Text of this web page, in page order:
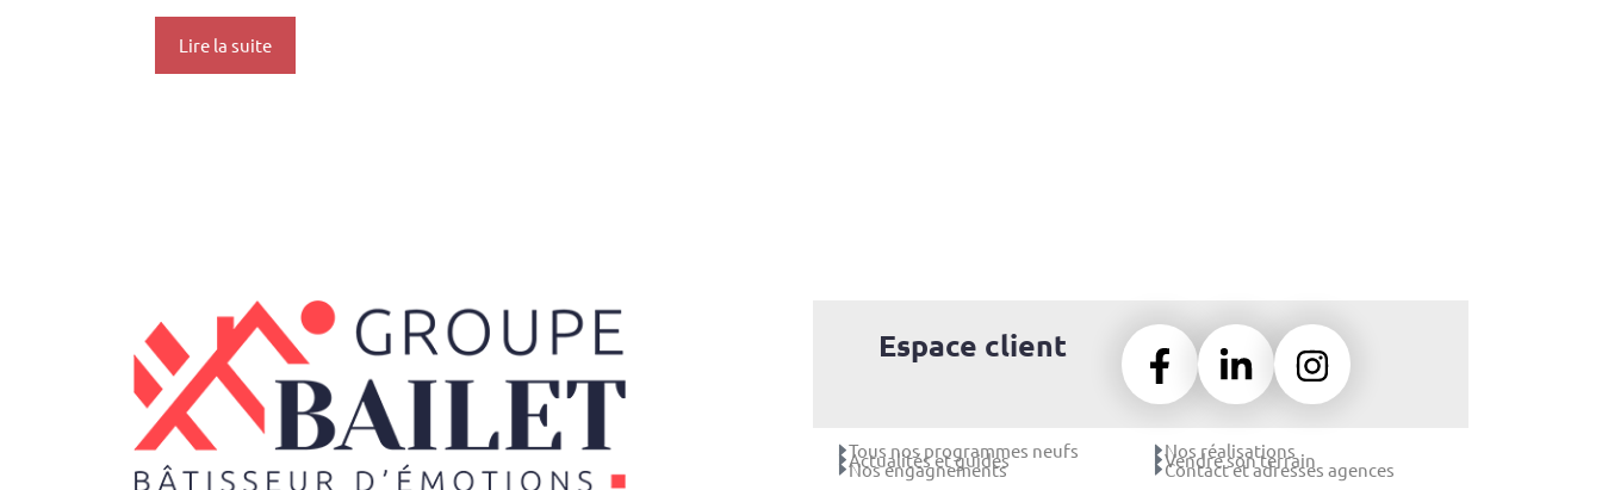
Lire la suite
Espace client
Tous nos programmes neufs
Actualités et guides
Nos engagnements
Nos réalisations
Vendre son terrain
Contact et adresses agences